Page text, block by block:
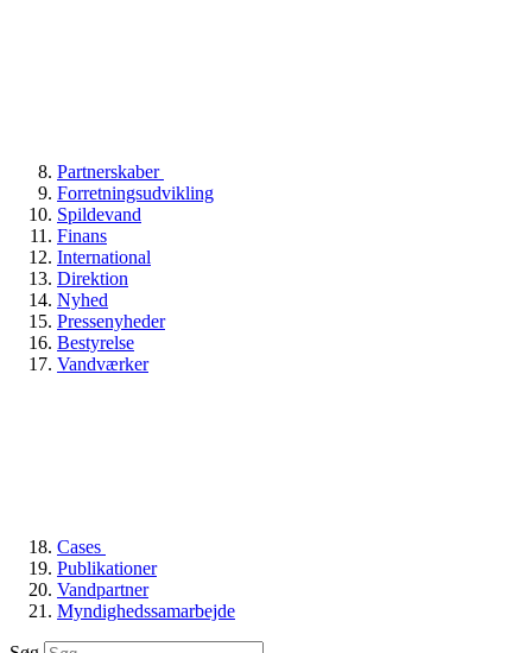
Partnerskaber
Forretningsudvikling
Spildevand
Finans
International
Direktion
Nyhed
Pressenyheder
Bestyrelse
Vandværker
Cases
Publikationer
Vandpartner
Myndighedssamarbejde